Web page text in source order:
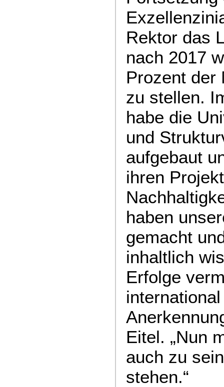
Rektor das
nach 2017
Prozent der
zu stellen.
habe die
und
aufgebaut
ihren
haben
gemacht
inhaltlich
Erfolge
Eitel. „Nun
auch zu
stehen.“